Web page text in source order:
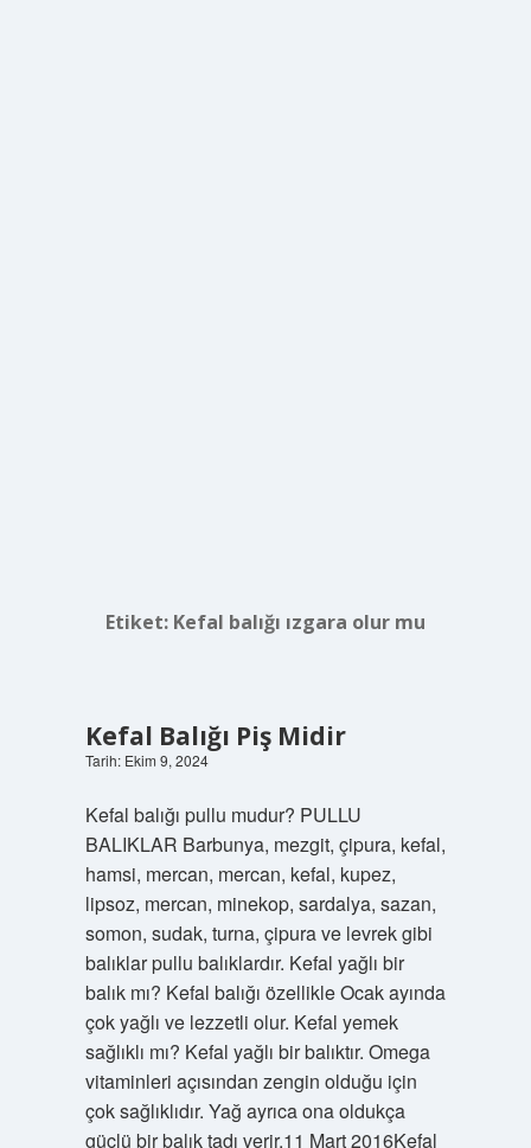
Etiket: Kefal balığı ızgara olur mu
Kefal Balığı Piş Midir
Tarih: Ekim 9, 2024
Kefal balığı pullu mudur? PULLU
BALIKLAR Barbunya, mezgit, çipura, kefal,
hamsi, mercan, mercan, kefal, kupez,
lipsoz, mercan, minekop, sardalya, sazan,
somon, sudak, turna, çipura ve levrek gibi
balıklar pullu balıklardır. Kefal yağlı bir
balık mı? Kefal balığı özellikle Ocak ayında
çok yağlı ve lezzetli olur. Kefal yemek
sağlıklı mı? Kefal yağlı bir balıktır. Omega
vitaminleri açısından zengin olduğu için
çok sağlıklıdır. Yağ ayrıca ona oldukça
güçlü bir balık tadı verir.11 Mart 2016Kefal